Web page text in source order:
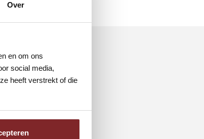
Over
en om ons
social media,
heeft verstrekt of die